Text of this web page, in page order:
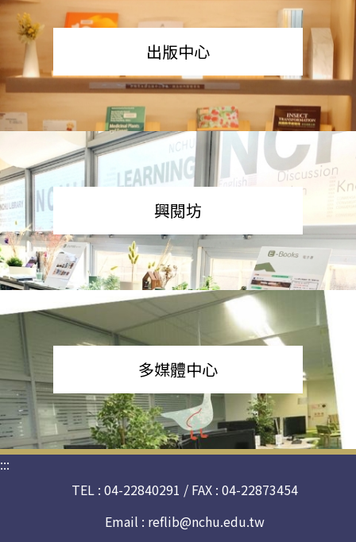
出版中心
興閱坊
多媒體中心
:::
TEL : 04-22840291 / FAX : 04-22873454
Email : reflib@nchu.edu.tw